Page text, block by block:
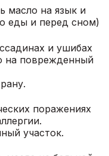
масло на язык и
еды и перед сном)
и ушибах
на поврежденный
поражениях
участок.